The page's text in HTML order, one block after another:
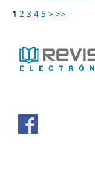
1 2 3 4 5 > >>